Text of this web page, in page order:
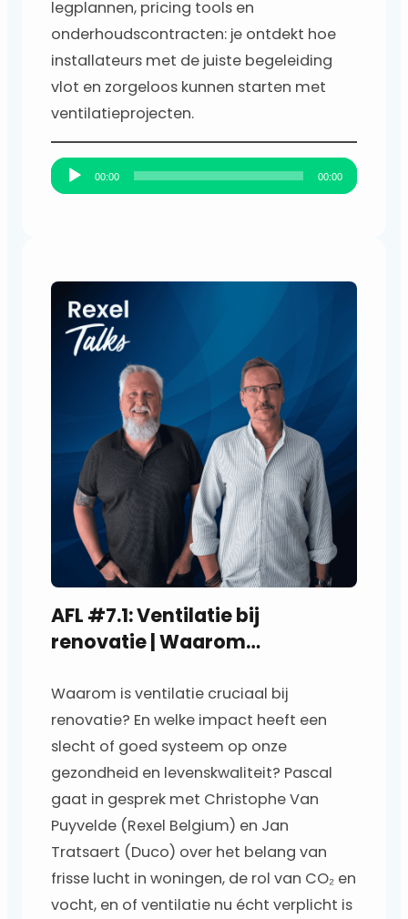
legplannen, pricing tools en
onderhoudscontracten: je ontdekt hoe
installateurs met de juiste begeleiding
vlot en zorgeloos kunnen starten met
ventilatieprojecten.
A
u
00:00 00:00
AFL #7.1: Ventilatie bij
renovatie | Waarom
Waarom is ventilatie cruciaal bij
renovatie? En welke impact heeft een
slecht of goed systeem op onze
gezondheid en levenskwaliteit? Pascal
gaat in gesprek met Christophe Van
Puyvelde (Rexel Belgium) en Jan
Tratsaert (Duco) over het belang van
frisse lucht in woningen, de rol van CO₂ en
vocht, en of ventilatie nu écht verplicht is